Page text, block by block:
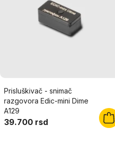
Prisluškivač - snimač
razgovora Edic-mini Dime
A129
39.700 rsd